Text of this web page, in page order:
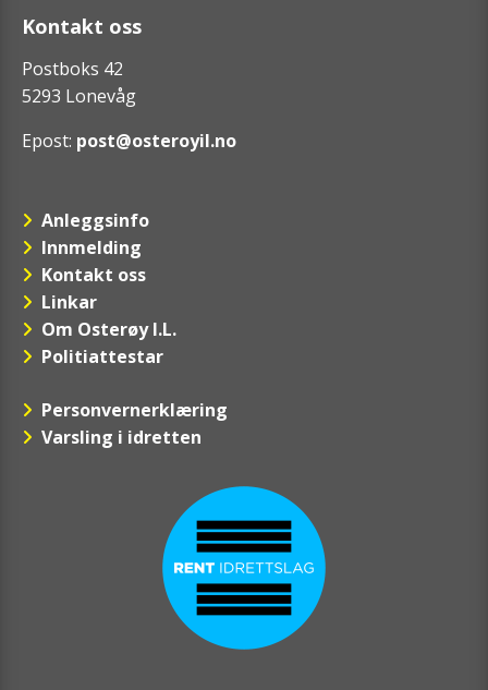
Kontakt oss
Postboks 42
5293 Lonevåg
Epost: post@osteroyil.no
Anleggsinfo
Innmelding
Kontakt oss
Linkar
Om Osterøy I.L.
Politiattestar
Personvernerklæring
Varsling i idretten